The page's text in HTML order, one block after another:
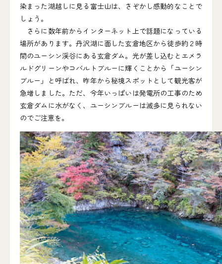
染まった湖越しに見る富士山は、さぞかし感動的なことで
しょう。
さらに数年前からインターネット上で話題になっている
場所があります。丹沢湖に面した玄倉地区から徒歩約２時
間のユーシン渓谷にある玄倉ダム。光が差し込むとエメラ
ルドグリーンやコバルトブルーに輝くことから「ユーシン
ブルー」と呼ばれ、昨年から秘境スポットとして観光客が
急増しました。ただ、今年いっぱいは発電所の工事のため
玄倉ダムに水がなく、ユーシンブルーは滅多に見られない
のでご注意を。